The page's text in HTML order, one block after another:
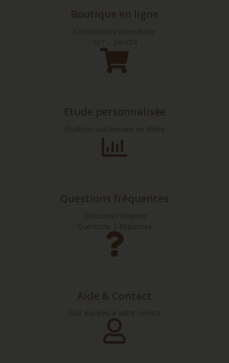
Boutique en ligne
Etude personnalisée
Questions fréquentes
Aide & Contact